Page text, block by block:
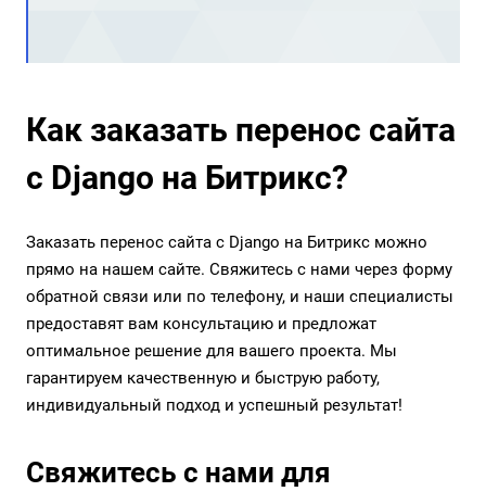
Как заказать перенос сайта
с Django на Битрикс?
Заказать перенос сайта с Django на Битрикс можно
прямо на нашем сайте. Свяжитесь с нами через форму
обратной связи или по телефону, и наши специалисты
предоставят вам консультацию и предложат
оптимальное решение для вашего проекта. Мы
гарантируем качественную и быструю работу,
индивидуальный подход и успешный результат!
Свяжитесь с нами для